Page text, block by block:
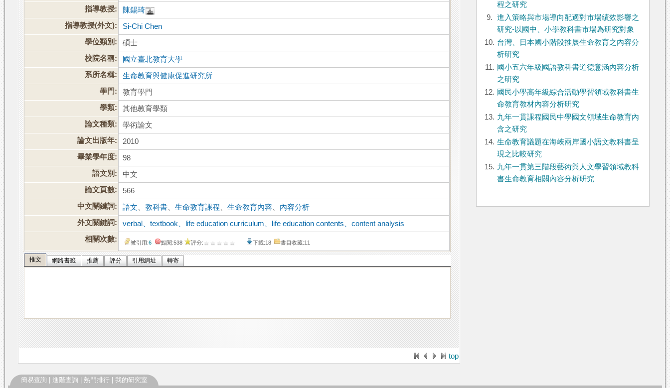
指導教授:
陳錫琦
指導教授(外文):
Si-Chi Chen
學位類別:
碩士
校院名稱:
國立臺北教育大學
系所名稱:
生命教育與健康促進研究所
學門:
教育學門
學類:
其他教育學類
論文種類:
學術論文
論文出版年:
2010
畢業學年度:
98
語文別:
中文
論文頁數:
566
中文關鍵詞:
語文 、教科書 、生命教育課程 、生命教育內容
內容分析
外文關鍵詞:
verbal、textbook、life education curriculum、life education contents、content analysis
相關次數:
被引用:6 點閱:538 評分: 下載:18 書目收藏:11
推文 網路書籤 推薦 評分 引用網址 轉寄
top
程之研究
9.
進入策略與市場導向配適對市場績效影響之
研究-以國中、小學教科書市場為研究對象
10. 台灣、日本國小階段推展生命教育之內容分
析研究
11. 國小五六年級國語教科書道德意涵內容分析
之研究
12. 國民小學高年級綜合活動學習領域教科書生
命教育教材內容分析研究
13. 九年一貫課程國民中學國文領域生命教育內
含之研究
14. 生命教育議題在海峽兩岸國小語文教科書呈
現之比較研究
15. 九年一貫第三階段藝術與人文學習領域教科
書生命教育相關內容分析研究
簡易查詢 進階查詢 熱門排行 我的研究室